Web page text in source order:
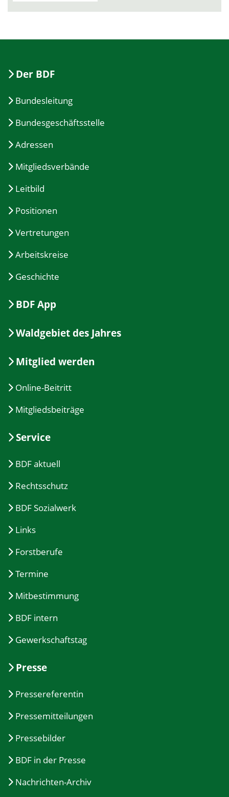
Der BDF
Bundesleitung
Bundesgeschäftsstelle
Adressen
Mitgliedsverbände
Leitbild
Positionen
Vertretungen
Arbeitskreise
Geschichte
BDF App
Waldgebiet des Jahres
Mitglied werden
Online-Beitritt
Mitgliedsbeiträge
Service
BDF aktuell
Rechtsschutz
BDF Sozialwerk
Links
Forstberufe
Termine
Mitbestimmung
BDF intern
Gewerkschaftstag
Presse
Pressereferentin
Pressemitteilungen
Pressebilder
BDF in der Presse
Nachrichten-Archiv